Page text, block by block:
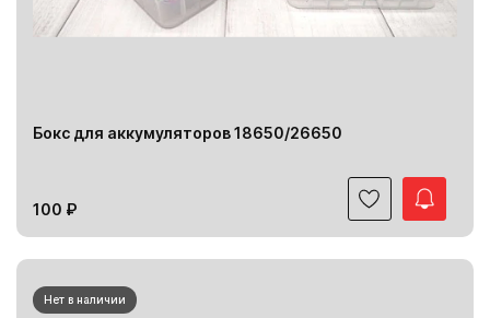
Бокс для аккумуляторов 18650/26650
100 ₽
Нет в наличии